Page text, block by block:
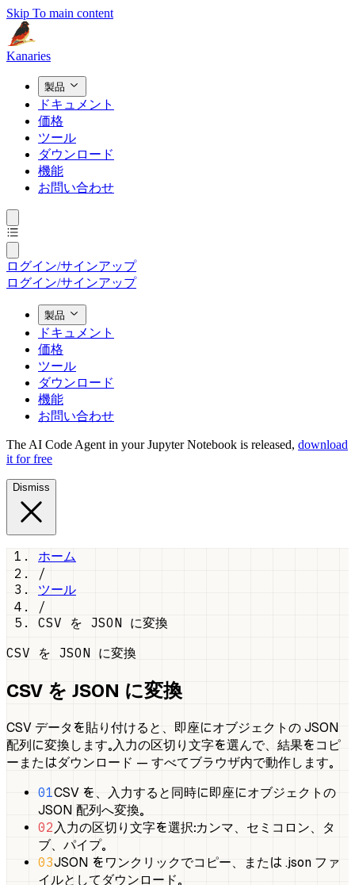
Skip To main content
Kanaries
製品
ドキュメント
価格
ツール
ダウンロード
機能
お問い合わせ
ログイン/サインアップ
ログイン/サインアップ
製品
ドキュメント
価格
ツール
ダウンロード
機能
お問い合わせ
The AI Code Agent in your Jupyter Notebook is released, download
it for free
Dismiss
ホーム
/
ツール
/
CSV を JSON に変換
CSV を JSON に変換
CSV を JSON に変換
CSV データを貼り付けると、即座にオブジェクトの JSON
配列に変換します。入力の区切り文字を選んで、結果をコピ
ーまたはダウンロード — すべてブラウザ内で動作します。
01CSV を、入力すると同時に即座にオブジェクトの
JSON 配列へ変換。
02 入力の区切り文字を選択：カンマ、セミコロン、タ
ブ、パイプ。
03JSON をワンクリックでコピー、または .json ファ
イルとしてダウンロード。